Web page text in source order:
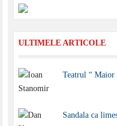
ULTIMELE ARTICOLE
Teatrul “ Maior
Sandala ca